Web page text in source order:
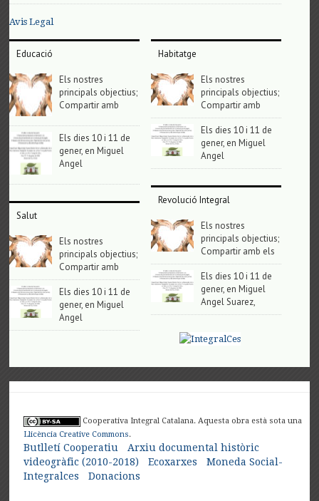
Avis Legal
Educació
Els nostres
principals objectius;
Compartir amb
Els dies 10 i 11 de
gener, en Miguel
Angel
Salut
Els nostres
principals objectius;
Compartir amb
Els dies 10 i 11 de
gener, en Miguel
Angel
Habitatge
Els nostres
principals objectius;
Compartir amb
Els dies 10 i 11 de
gener, en Miguel
Angel
Revolució Integral
Els nostres
principals objectius;
Compartir amb els
Els dies 10 i 11 de
gener, en Miguel
Angel Suarez,
Cooperativa Integral Catalana. Aquesta obra està sota una
Llicència Creative Commons.
Butlletí Cooperatiu
Arxiu documental històric
videogràfic (2010-2018)
Ecoxarxes
Moneda Social-
Integralces
Donacions